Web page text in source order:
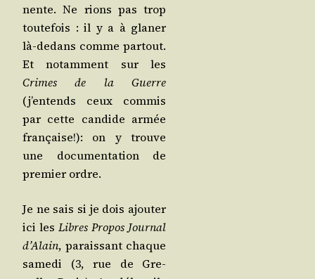
nente. Ne rions pas trop
tou­te­fois : il y a à gla­ner
là-dedans comme par­tout.
Et notam­ment sur les
Crimes de la Guerre
(j’entends ceux com­mis
par cette can­dide armée
fran­çaise!): on y trouve
une docu­men­ta­tion de
pre­mier ordre.
Je ne sais si je dois ajou­ter
ici les Libres Pro­pos Jour­nal
d’A­lain, parais­sant chaque
same­di (3, rue de Gre­